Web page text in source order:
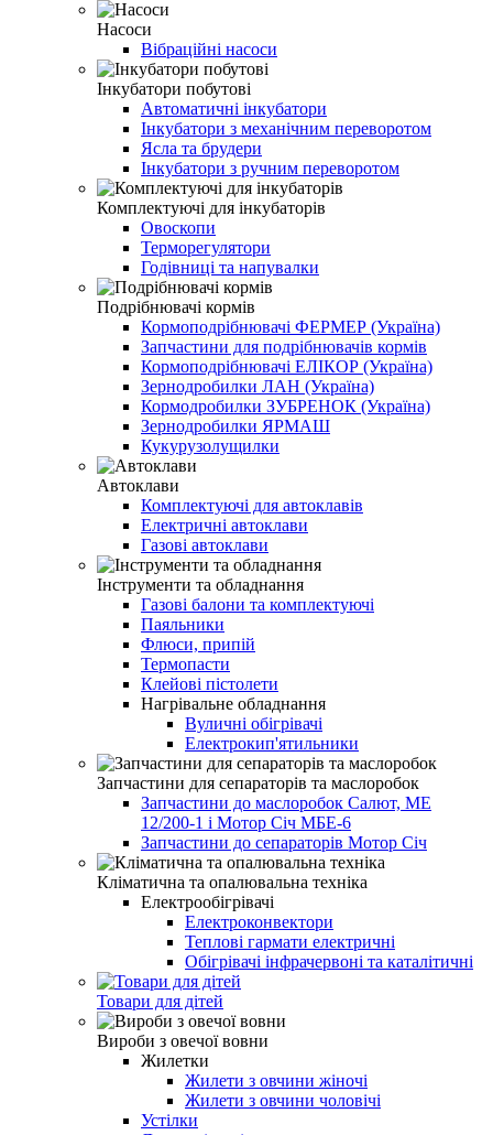
Насоси
Вібраційні насоси
Інкубатори побутові
Автоматичні інкубатори
Інкубатори з механічним переворотом
Ясла та брудери
Інкубатори з ручним переворотом
Комплектуючі для інкубаторів
Овоскопи
Терморегулятори
Годівниці та напувалки
Подрібнювачі кормів
Кормоподрібнювачі ФЕРМЕР (Україна)
Запчастини для подрібнювачів кормів
Кормоподрібнювачі ЕЛІКОР (Україна)
Зернодробилки ЛАН (Україна)
Кормодробилки ЗУБРЕНОК (Україна)
Зернодробилки ЯРМАШ
Кукурузолущилки
Автоклави
Комплектуючі для автоклавів
Електричні автоклави
Газові автоклави
Інструменти та обладнання
Газові балони та комплектуючі
Паяльники
Флюси, припій
Термопасти
Клейові пістолети
Нагрівальне обладнання
Вуличні обігрівачі
Електрокип'ятильники
Запчастини для сепараторів та маслоробок
Запчастини до маслоробок Салют, МЕ
12/200-1 і Мотор Січ МБЕ-6
Запчастини до сепараторів Мотор Січ
Кліматична та опалювальна техніка
Електрообігрівачі
Електроконвектори
Теплові гармати електричні
Обігрівачі інфрачервоні та каталітичні
Товари для дітей
Вироби з овечої вовни
Жилетки
Жилети з овчини жіночі
Жилети з овчини чоловічі
Устілки